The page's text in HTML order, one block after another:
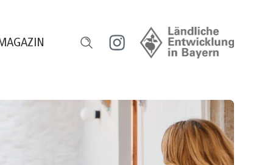
HeimatUnternehmen